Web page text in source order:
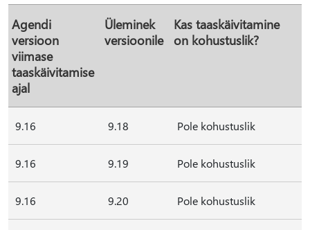
Agendi
versioon
viimase
taaskäivitamise
ajal
Üleminek
versioonile
Kas taaskäivitamine
on kohustuslik?
9.16 9.18 Pole kohustuslik
9.16 9.19 Pole kohustuslik
9.16 9.20 Pole kohustuslik